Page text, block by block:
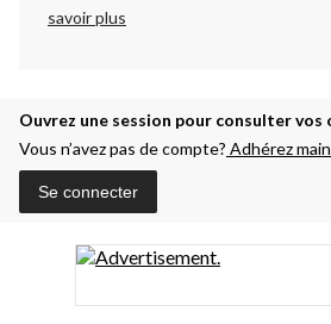
savoir plus
Ouvrez une session pour consulter vos
Vous n’avez pas de compte? Adhérez
Se connecter